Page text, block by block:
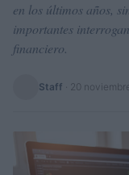
en los últimos años,
importantes
financiero.
Staff 20